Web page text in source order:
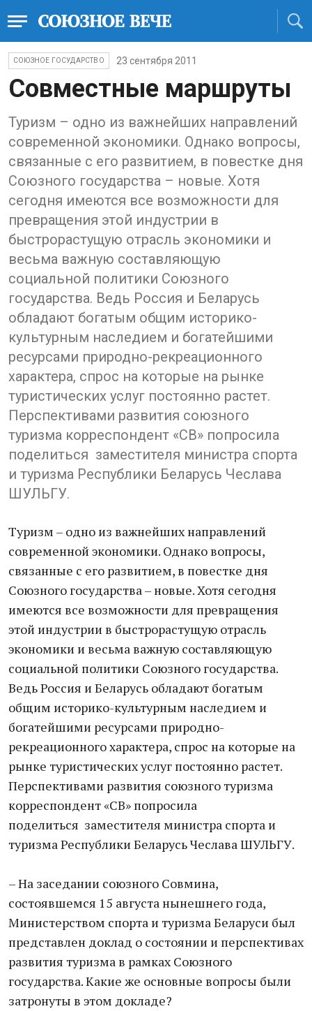
СОЮЗНОЕ ГОСУДАРСТВО 23 сентября 2011
Совместные маршруты
Туризм – одно из важнейших направлений
современной экономики. Однако вопросы,
связанные с его развитием, в повестке дня
Союзного государства – новые. Хотя
сегодня имеются все возможности для
превращения этой индустрии в
быстрорастущую отрасль экономики и
весьма важную составляющую
социальной политики Союзного
государства. Ведь Россия и Беларусь
обладают богатым общим историко-
культурным наследием и богатейшими
ресурсами природно-рекреационного
характера, спрос на которые на рынке
туристических услуг постоянно растет.
Перспективами развития союзного
туризма корреспондент «СВ» попросила
поделиться заместителя министра спорта
и туризма Республики Беларусь Чеслава
ШУЛЬГУ.
Туризм – одно из важнейших направлений
современной экономики. Однако вопросы,
связанные с его развитием, в повестке дня
Союзного государства – новые. Хотя сегодня
имеются все возможности для превращения
этой индустрии в быстрорастущую отрасль
экономики и весьма важную составляющую
социальной политики Союзного государства.
Ведь Россия и Беларусь обладают богатым
общим историко-культурным наследием и
богатейшими ресурсами природно-
рекреационного характера, спрос на которые на
рынке туристических услуг постоянно растет.
Перспективами развития союзного туризма
корреспондент «СВ» попросила
поделиться заместителя министра спорта и
туризма Республики Беларусь Чеслава ШУЛЬГУ.
– На заседании союзного Совмина,
состоявшемся 15 августа нынешнего года,
Министерством спорта и туризма Беларуси был
представлен доклад о состоянии и перспективах
развития туризма в рамках Союзного
государства. Какие же основные вопросы были
затронуты в этом докладе?